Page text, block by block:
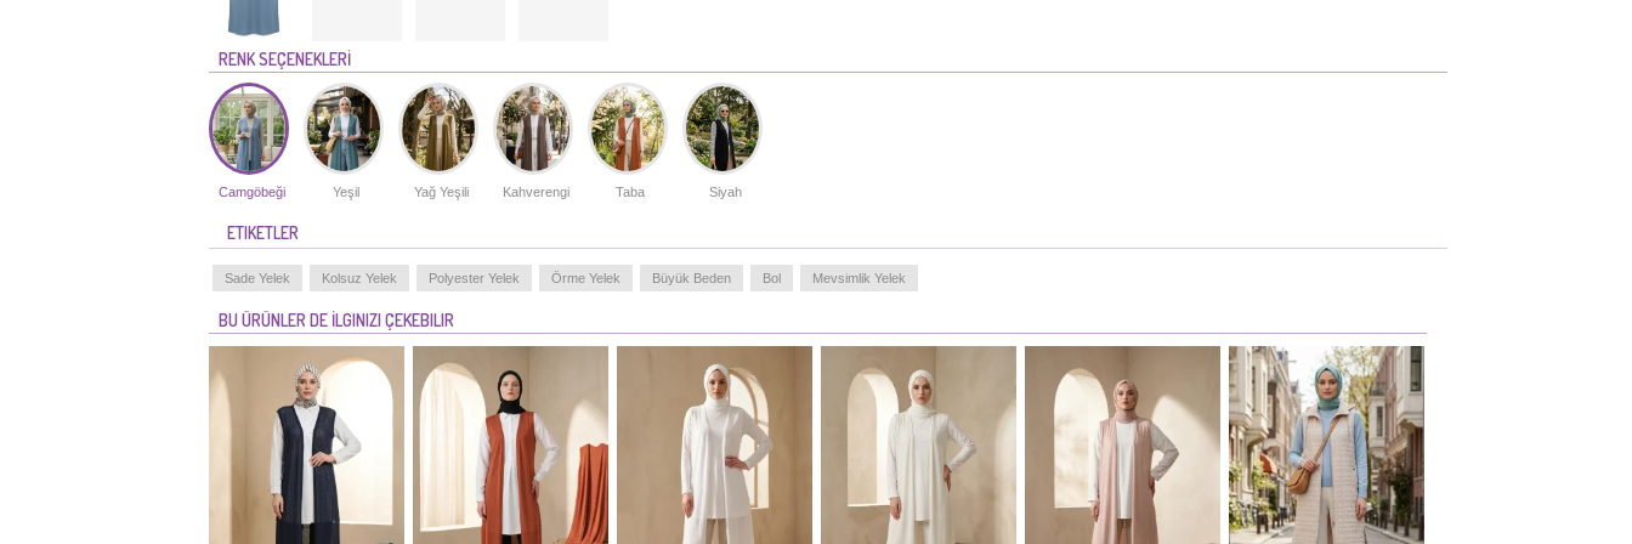
RENK SEÇENEKLERİ
Camgöbeği Yeşil Yağ Yeşili Kahverengi Taba Siyah
ETIKETLER
Sade Yelek Kolsuz Yelek Polyester Yelek Örme Yelek Büyük Beden Bol Mevsimlik Yelek
BU ÜRÜNLER DE İLGINIZI ÇEKEBILIR